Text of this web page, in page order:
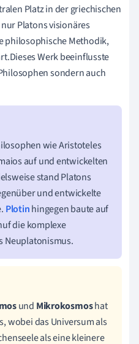
Platz in der griechischen
Platons visionäres
philosophische Methodik,
Werk beeinflusste
sondern auch
wie Aristoteles
auf und entwickelten
stand Platons
und entwickelte
Plotinhingegen baute auf
die komplexe
Neuplatonismus.
und Mikrokosmoshat
wobei das Universum als
als eine kleinere